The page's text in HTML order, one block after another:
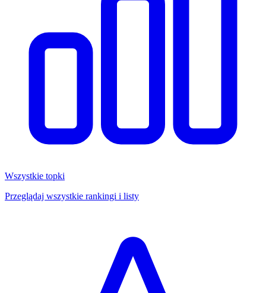
Wszystkie topki
Przeglądaj wszystkie rankingi i listy